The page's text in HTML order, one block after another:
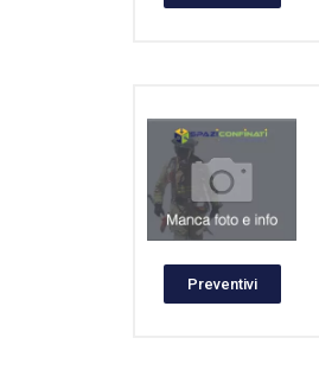
Preventivi